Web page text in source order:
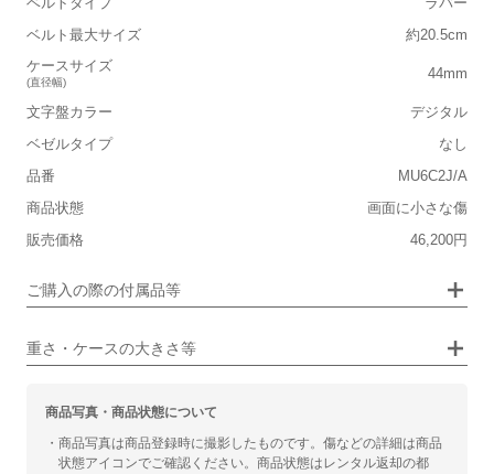
ベルト最大サイズ
約20.5cm
ケースサイズ
(直径幅)
44mm
文字盤カラー
デジタル
ベゼルタイプ
なし
品番
MU6C2J/A
商品状態
画面に小さな傷
販売価格
46,200円
ご購入の際の付属品等
重さ・ケースの大きさ等
■重さ(ベルト込み)
■ケースの大きさ
小さい 大きい
■装飾感
カジュアル ビジネス
商品写真・商品状態について
・商品写真は商品登録時に撮影したものです。傷などの詳細は商品
状態アイコンでご確認ください。商品状態はレンタル返却の都